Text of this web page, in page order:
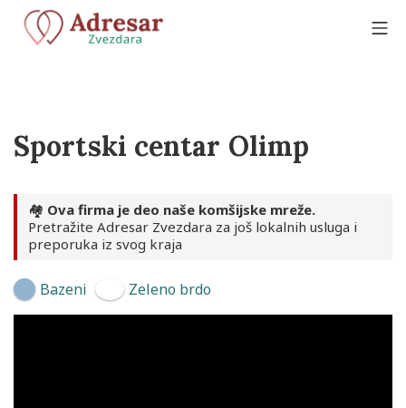
Skip
content
Sportski centar Olimp
🏘️ Ova firma je deo naše komšijske mreže.
Pretražite Adresar Zvezdara za još lokalnih usluga i
preporuka iz svog kraja
Bazeni Zeleno brdo